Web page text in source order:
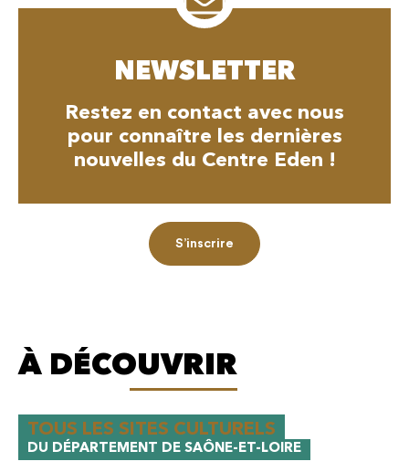
NEWSLETTER
Restez en contact avec nous
pour connaître les dernières
nouvelles du Centre Eden !
S’inscrire
À DÉCOUVRIR
TOUS LES SITES CULTURELS
DU DÉPARTEMENT DE SAÔNE-ET-LOIRE